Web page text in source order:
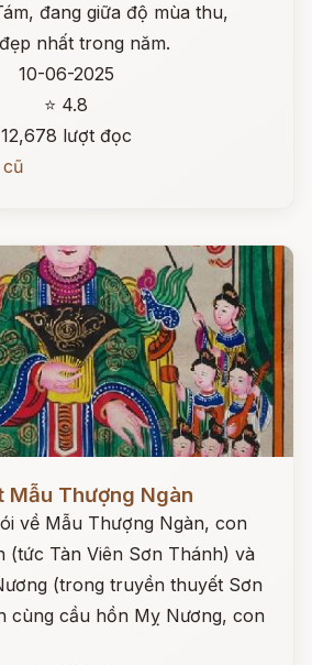
đang giữa độ mùa thu,
nhất trong năm.
10-06-2025
⭐ 4.8
12,678 lượt đọc
Mẫu Thượng Ngàn
về Mẫu Thượng Ngàn, con
(tức Tàn Viên Sơn Thánh) và
(trong truyền thuyết Sơn
cùng cầu hồn Mỵ Nương, con